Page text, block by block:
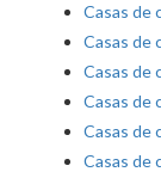
Casas de
Casas de
Casas de
Casas de
Casas de
Casas de